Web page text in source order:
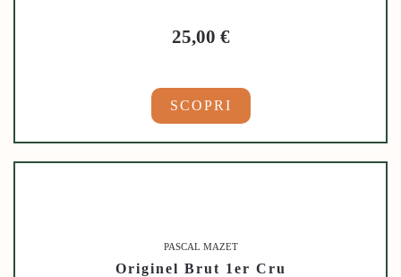
25,00 €
SCOPRI
PASCAL MAZET
Originel Brut 1er Cru